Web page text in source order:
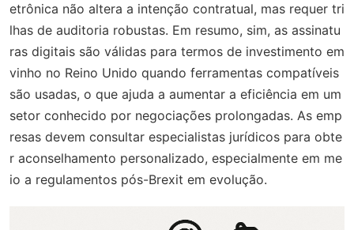
etrônica não altera a intenção contratual, mas requer tri
lhas de auditoria robustas. Em resumo, sim, as assinatu
ras digitais são válidas para termos de investimento em
vinho no Reino Unido quando ferramentas compatíveis
são usadas, o que ajuda a aumentar a eficiência em um
setor conhecido por negociações prolongadas. As emp
resas devem consultar especialistas jurídicos para obte
r aconselhamento personalizado, especialmente em me
io a regulamentos pós-Brexit em evolução.